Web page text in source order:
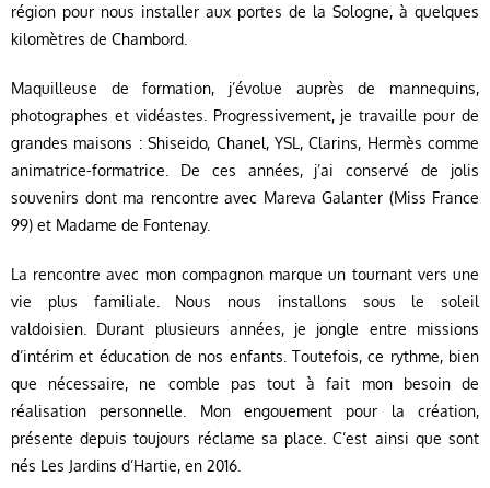
région pour nous installer aux portes de la Sologne, à quelques
kilomètres de Chambord.
Maquilleuse de formation, j’évolue auprès de mannequins,
photographes et vidéastes. Progressivement, je travaille pour de
grandes maisons : Shiseido, Chanel, YSL, Clarins, Hermès comme
animatrice-formatrice. De ces années, j’ai conservé de jolis
souvenirs dont ma rencontre avec Mareva Galanter (Miss France
99) et Madame de Fontenay.
La rencontre avec mon compagnon marque un tournant vers une
vie plus familiale. Nous nous installons sous le soleil
valdoisien. Durant plusieurs années, je jongle entre missions
d’intérim et éducation de nos enfants. Toutefois, ce rythme, bien
que nécessaire, ne comble pas tout à fait mon besoin de
réalisation personnelle. Mon engouement pour la création,
présente depuis toujours réclame sa place. C’est ainsi que sont
nés Les Jardins d’Hartie, en 2016.